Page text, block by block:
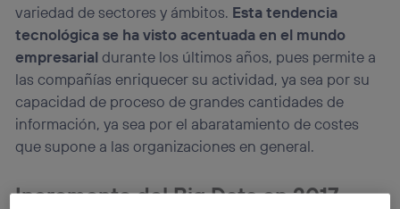
variedad de sectores y ámbitos. Esta tendencia
tecnológica se ha visto acentuada en el mundo
empresarialdurante los últimos años, pues permite a
las compañías enriquecer su actividad, ya sea por su
capacidad de proceso de grandes cantidades de
información, ya sea por el abaratamiento de costes
que supone a las organizaciones en general.
Incremento del Big Data en 2017